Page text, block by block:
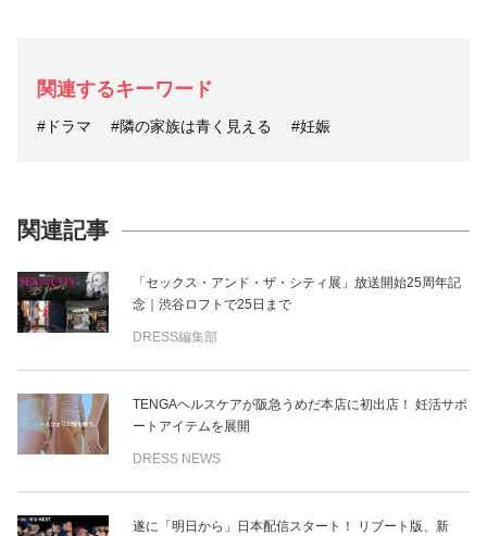
関連するキーワード
#ドラマ #隣の家族は青く見える #妊娠
関連記事
「セックス・アンド・ザ・シティ展」放送開始25周年記
念｜渋谷ロフトで25日まで
DRESS編集部
TENGAヘルスケアが阪急うめだ本店に初出店！ 妊活サポ
ートアイテムを展開
DRESS NEWS
遂に「明日から」日本配信スタート！ リブート版、新